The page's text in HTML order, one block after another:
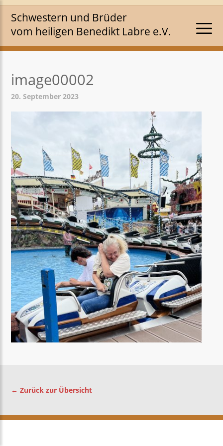
Schwestern und Brüder
vom heiligen Benedikt Labre e.V.
image00002
20. September 2023
← Zurück zur Übersicht